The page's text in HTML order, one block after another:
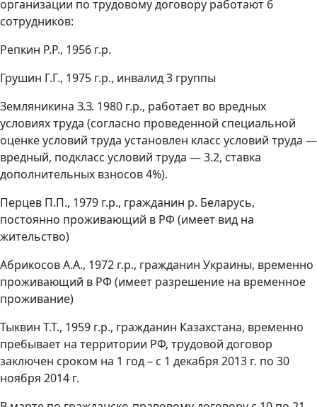
организации по трудовому договору работают 6
сотрудников:
Репкин Р.Р., 1956 г.р.
Грушин Г.Г., 1975 г.р., инвалид 3 группы
Земляникина З.З. 1980 г.р., работает во вредных
условиях труда (согласно проведенной специальной
оценке условий труда установлен класс условий труда —
вредный, подкласс условий труда — 3.2, ставка
дополнительных взносов 4%).
Перцев П.П., 1979 г.р., гражданин р. Беларусь,
постоянно проживающий в РФ (имеет вид на
жительство)
Абрикосов А.А., 1972 г.р., гражданин Украины, временно
проживающий в РФ (имеет разрешение на временное
проживание)
Тыквин Т.Т., 1959 г.р., гражданин Казахстана, временно
пребывает на территории РФ, трудовой договор
заключен сроком на 1 год – с 1 декабря 2013 г. по 30
ноября 2014 г.